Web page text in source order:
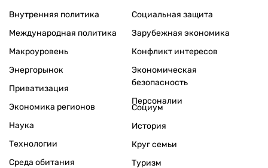
Внутренняя политика
Международная политика
Макроуровень
Энергорынок
Приватизация
Экономика регионов
Социальная защита
Зарубежная экономика
Конфликт интересов
Экономическая
безопасность
Персоналии
Наука
Технологии
Среда обитания
Социум
История
Круг семьи
Туризм